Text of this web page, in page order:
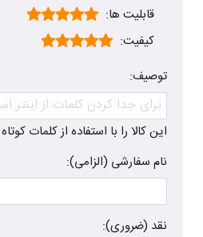
قابلیت ها:
کیفیت:
توصیف:
این کالا را با استفاده از کلمات
نام سفارشی (الزامی):
نقد (ضروری):